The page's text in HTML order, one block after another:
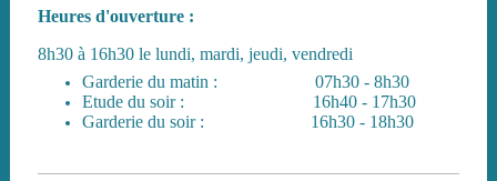
Heures d'ouverture :
8h30 à 16h30 le lundi, mardi, jeudi, vendredi
Garderie du matin : 07h30 - 8h30
Etude du soir : 16h40 - 17h30
Garderie du soir : 16h30 - 18h30